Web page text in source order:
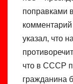
поправками
указал, что
что в СССР
гражданина